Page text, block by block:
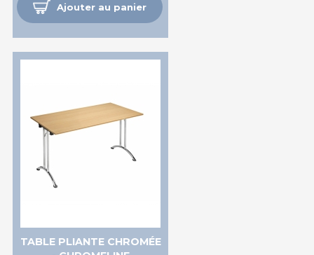
Ajouter au panier
TABLE PLIANTE CHROMÉE